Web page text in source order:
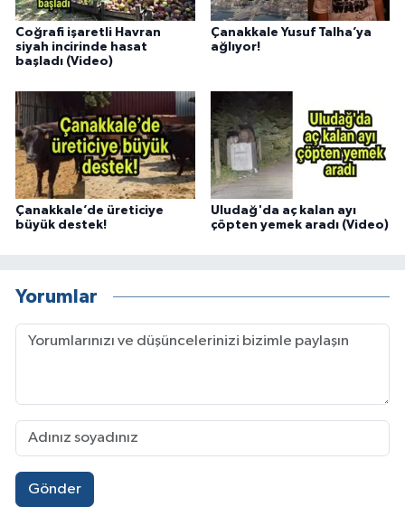
Coğrafi işaretli Havran
siyah incirinde hasat
başladı (Video)
Çanakkale Yusuf Talha’ya
ağlıyor!
Çanakkale’de üreticiye
büyük destek!
Uludağ'da aç kalan ayı
çöpten yemek aradı (Video)
Yorumlar
Gönder